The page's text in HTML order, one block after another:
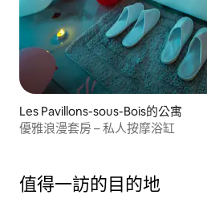
Les Pavillons-sous-Bois的公寓
優雅浪漫套房 – 私人按摩浴缸
值得一訪的目的地